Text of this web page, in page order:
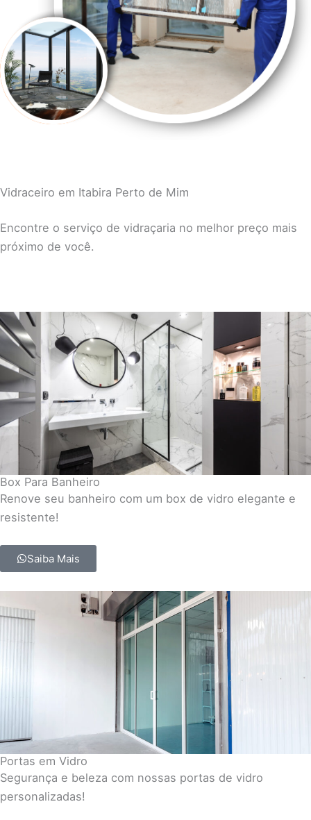
Vidraceiro em Itabira Perto de Mim
Encontre o serviço de vidraçaria no melhor preço mais
próximo de você.
Box Para Banheiro
Renove seu banheiro com um box de vidro elegante e
resistente!
Saiba Mais
Portas em Vidro
Segurança e beleza com nossas portas de vidro
personalizadas!